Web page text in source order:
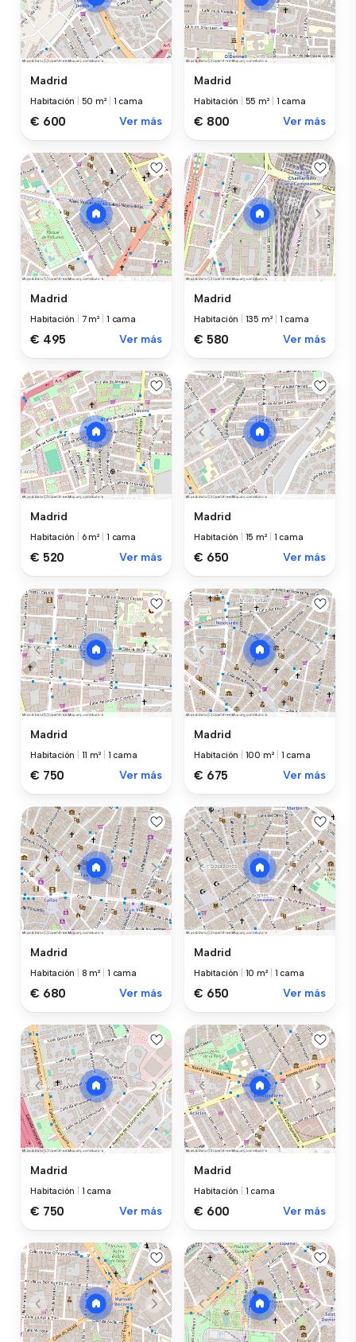
Madrid
Habitación 50 m² 1 cama
€ 600 Ver más
Madrid
Habitación 55 m² 1 cama
€ 800 Ver más
Madrid
Habitación 7 m² 1 cama
€ 495 Ver más
Madrid
Habitación 135 m² 1 cama
€ 580 Ver más
Madrid
Habitación 6 m² 1 cama
€ 520 Ver más
Madrid
Habitación 15 m² 1 cama
€ 650 Ver más
Madrid
Habitación 11 m² 1 cama
€ 750 Ver más
Madrid
Habitación 100 m² 1 cama
€ 675 Ver más
Madrid
Habitación 8 m² 1 cama
€ 680 Ver más
Madrid
Habitación 10 m² 1 cama
€ 650 Ver más
Madrid
Habitación 1 cama
€ 750 Ver más
Madrid
Habitación 1 cama
€ 600 Ver más